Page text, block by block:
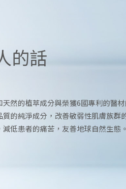
的話
天然的植萃成分與榮獲6國專利的醫
質的純淨成分，改善敏弱性肌膚族群
減低患者的痛苦，友善地球自然生態。